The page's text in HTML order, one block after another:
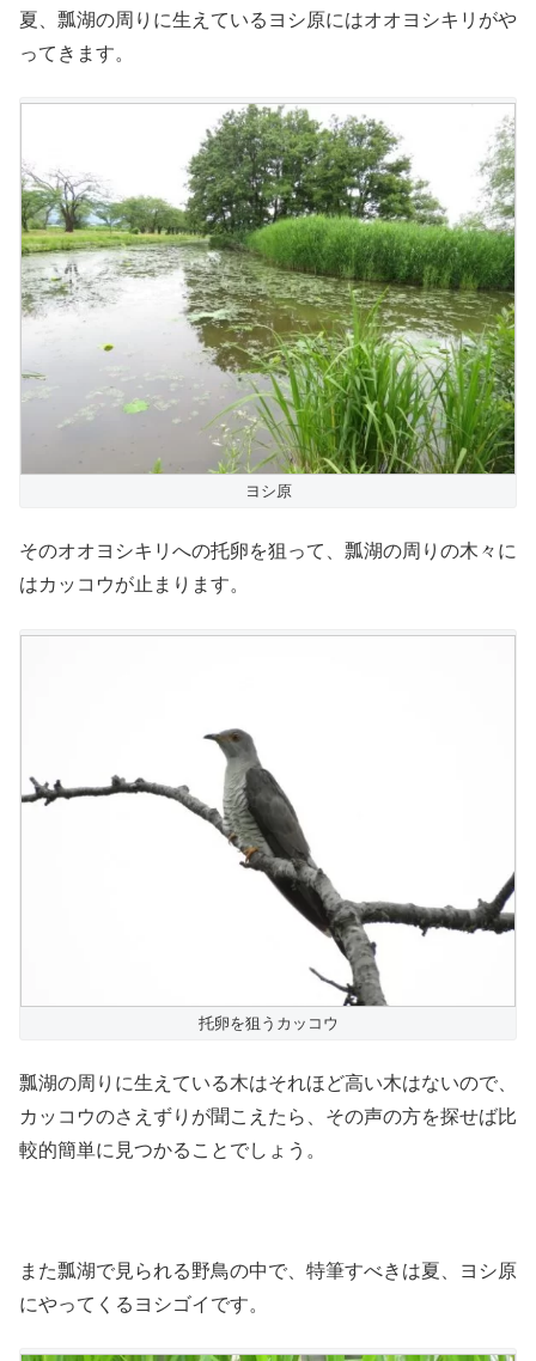
夏、瓢湖の周りに生えているヨシ原にはオオヨシキリがや
ってきます。
ヨシ原
そのオオヨシキリへの托卵を狙って、瓢湖の周りの木々に
はカッコウが止まります。
托卵を狙うカッコウ
瓢湖の周りに生えている木はそれほど高い木はないので、
カッコウのさえずりが聞こえたら、その声の方を探せば比
較的簡単に見つかることでしょう。
また瓢湖で見られる野鳥の中で、特筆すべきは夏、ヨシ原
にやってくるヨシゴイです。